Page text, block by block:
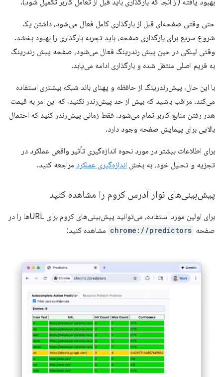
بهبود یافته (از آنجا که بارگذاری باید قبل از تعامل کاربر تکمیل شود).
حتی وقتی صفحه‌ای قبل از بارگذاری کامل فعال می‌شود، داشتن یک
شروع سریع برای بارگذاری صفحه، باید تجربه بارگذاری را بهبود بخشد.
وقتی لینکی در حین پیش رندرینگ فعال می‌شود، صفحه پیش رندرینگ
به فریم اصلی منتقل شده و بارگذاری ادامه می‌یابد.
با این حال، پیش‌رندرینگ از حافظه و پهنای باند شبکه بیشتری استفاده
می‌کند. مراقب باشید که بیش از حد پیش‌رندر نکنید، که این امر به قیمت
هدر رفتن منابع کاربر تمام می‌شود. فقط زمانی پیش‌رندر کنید که احتمال
بالایی برای پیمایش صفحه وجود دارد.
برای اطلاعات بیشتر در مورد نحوه اندازه‌گیری تأثیر واقعی عملکرد در
تجزیه و تحلیل خود، به بخش اندازه‌گیری عملکرد مراجعه کنید.
پیش‌بینی‌های نوار آدرس کروم را مشاهده کنید
برای اولین مورد استفاده، می‌توانید پیش‌بینی‌های کروم برای URLها را در
صفحه chrome://predictors مشاهده کنید: